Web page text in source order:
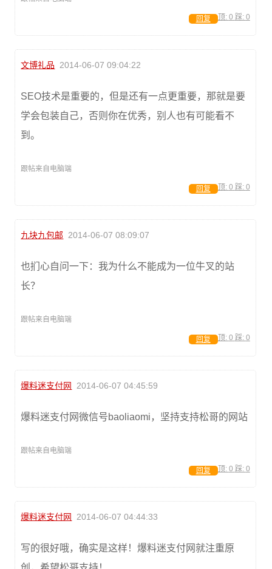
顶: 0 踩: 0
回复
文博礼品 2014-06-07 09:04:22
SEO技术是重要的，但是还有一点更重要，那就是要
学会包装自己，否则你在优秀，别人也有可能看不
到。
跟帖来自电脑端
顶: 0 踩: 0
回复
九块九包邮 2014-06-07 08:09:07
也扪心自问一下：我为什么不能成为一位牛叉的站
长？
跟帖来自电脑端
顶: 0 踩: 0
回复
爆料迷支付网 2014-06-07 04:45:59
爆料迷支付网微信号baoliaomi，坚持支持松哥的网站
跟帖来自电脑端
顶: 0 踩: 0
回复
爆料迷支付网 2014-06-07 04:44:33
写的很好哦，确实是这样！爆料迷支付网就注重原